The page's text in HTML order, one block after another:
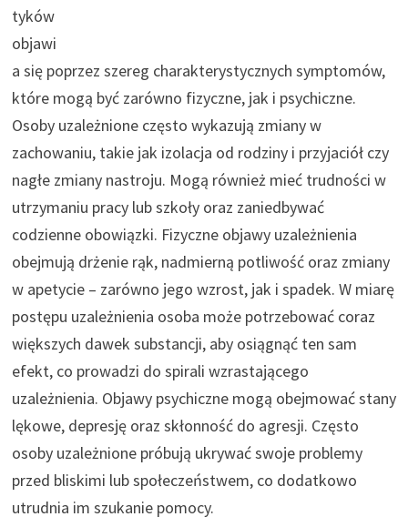
tyków
objawi
a się poprzez szereg charakterystycznych symptomów,
które mogą być zarówno fizyczne, jak i psychiczne.
Osoby uzależnione często wykazują zmiany w
zachowaniu, takie jak izolacja od rodziny i przyjaciół czy
nagłe zmiany nastroju. Mogą również mieć trudności w
utrzymaniu pracy lub szkoły oraz zaniedbywać
codzienne obowiązki. Fizyczne objawy uzależnienia
obejmują drżenie rąk, nadmierną potliwość oraz zmiany
w apetycie – zarówno jego wzrost, jak i spadek. W miarę
postępu uzależnienia osoba może potrzebować coraz
większych dawek substancji, aby osiągnąć ten sam
efekt, co prowadzi do spirali wzrastającego
uzależnienia. Objawy psychiczne mogą obejmować stany
lękowe, depresję oraz skłonność do agresji. Często
osoby uzależnione próbują ukrywać swoje problemy
przed bliskimi lub społeczeństwem, co dodatkowo
utrudnia im szukanie pomocy.